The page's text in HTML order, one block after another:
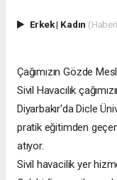
Erkek| Kadın
Çağımızın Gözde
Sivil Havacılık
Diyarbakır'da Dicle
pratik eğitimden
atıyor.
Sivil havacilik yer